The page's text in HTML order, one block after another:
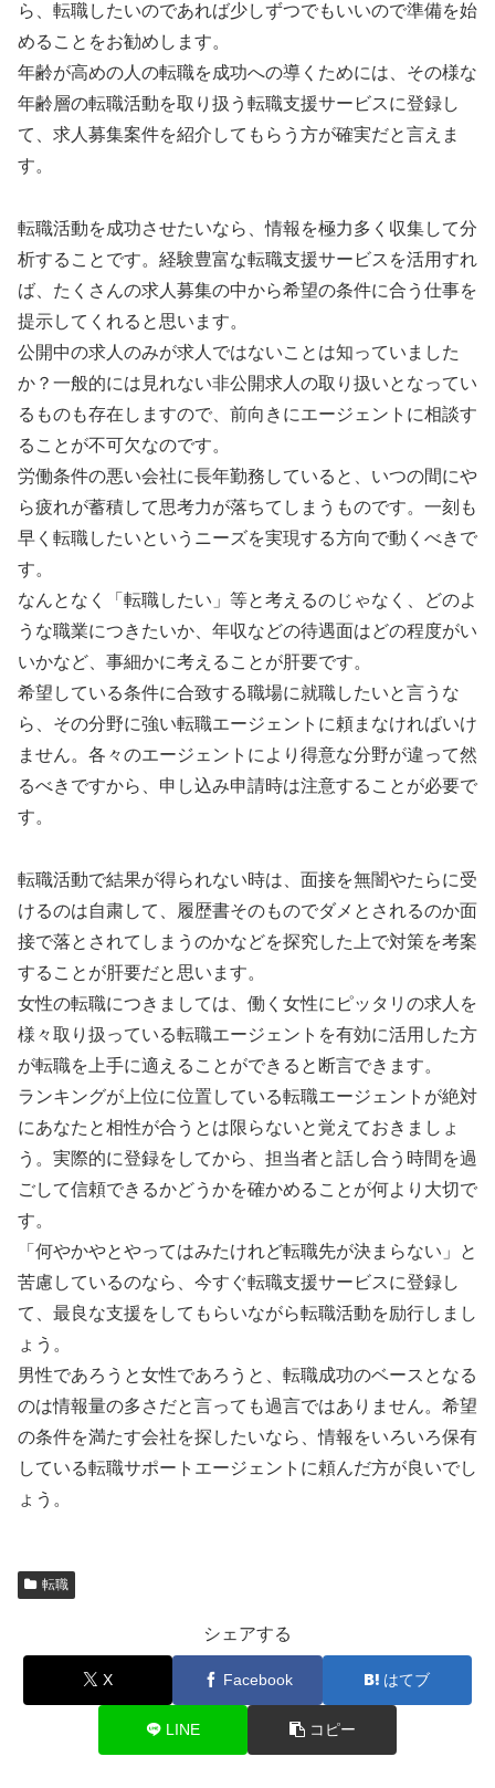
ら、転職したいのであれば少しずつでもいいので準備を始
めることをお勧めします。
年齢が高めの人の転職を成功への導くためには、その様な
年齢層の転職活動を取り扱う転職支援サービスに登録し
て、求人募集案件を紹介してもらう方が確実だと言えま
す。
転職活動を成功させたいなら、情報を極力多く収集して分
析することです。経験豊富な転職支援サービスを活用すれ
ば、たくさんの求人募集の中から希望の条件に合う仕事を
提示してくれると思います。
公開中の求人のみが求人ではないことは知っていました
か？一般的には見れない非公開求人の取り扱いとなってい
るものも存在しますので、前向きにエージェントに相談す
ることが不可欠なのです。
労働条件の悪い会社に長年勤務していると、いつの間にや
ら疲れが蓄積して思考力が落ちてしまうものです。一刻も
早く転職したいというニーズを実現する方向で動くべきで
す。
なんとなく「転職したい」等と考えるのじゃなく、どのよ
うな職業につきたいか、年収などの待遇面はどの程度がい
いかなど、事細かに考えることが肝要です。
希望している条件に合致する職場に就職したいと言うな
ら、その分野に強い転職エージェントに頼まなければいけ
ません。各々のエージェントにより得意な分野が違って然
るべきですから、申し込み申請時は注意することが必要で
す。
転職活動で結果が得られない時は、面接を無闇やたらに受
けるのは自粛して、履歴書そのものでダメとされるのか面
接で落とされてしまうのかなどを探究した上で対策を考案
することが肝要だと思います。
女性の転職につきましては、働く女性にピッタリの求人を
様々取り扱っている転職エージェントを有効に活用した方
が転職を上手に適えることができると断言できます。
ランキングが上位に位置している転職エージェントが絶対
にあなたと相性が合うとは限らないと覚えておきましょ
う。実際的に登録をしてから、担当者と話し合う時間を過
ごして信頼できるかどうかを確かめることが何より大切で
す。
「何やかやとやってはみたけれど転職先が決まらない」と
苦慮しているのなら、今すぐ転職支援サービスに登録し
て、最良な支援をしてもらいながら転職活動を励行しまし
ょう。
男性であろうと女性であろうと、転職成功のベースとなる
のは情報量の多さだと言っても過言ではありません。希望
の条件を満たす会社を探したいなら、情報をいろいろ保有
している転職サポートエージェントに頼んだ方が良いでし
ょう。
転職
シェアする
X Facebook はてブ
LINE コピー